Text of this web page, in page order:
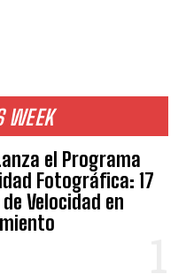
WEEK
el Programa
Fotográfica: 17
Velocidad en